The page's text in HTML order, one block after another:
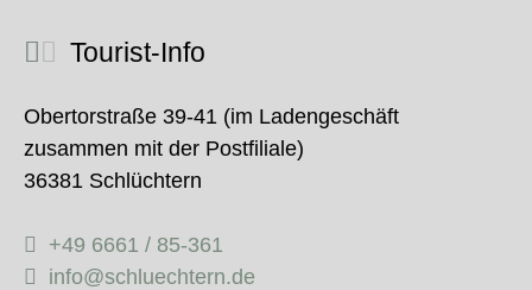
Tourist-Info
Obertorstraße 39-41 (im Ladengeschäft
zusammen mit der Postfiliale)
36381 Schlüchtern
+49 6661 / 85-361
info@schluechtern.de